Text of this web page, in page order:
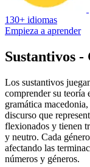
130+ idiomas
Empieza a aprender
Sustantivos
Los sustantivos
comprender su teoría
gramática
discurso que
flexionados y tienen
y neutro. Cada
afectando las
números y géneros.